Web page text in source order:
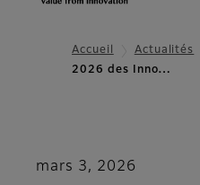
Accueil Actualités
2026 des Inno…
mars 3, 2026